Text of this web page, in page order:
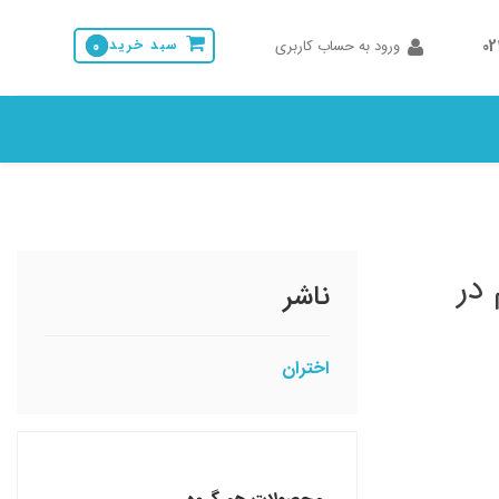
ورود به حساب کاربری سبد خرید 0
ناشر
اختران